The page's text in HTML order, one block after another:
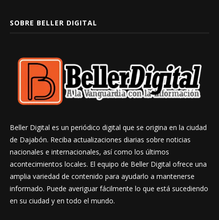
SOBRE BELLER DIGITAL
Beller Digital es un periódico digital que se origina en la ciudad
de Dajabón. Reciba actualizaciones diarias sobre noticias
nacionales e internacionales, así como los últimos
acontecimientos locales. El equipo de Beller Digital ofrece una
amplia variedad de contenido para ayudarlo a mantenerse
informado. Puede averiguar fácilmente lo que está sucediendo
en su ciudad y en todo el mundo.